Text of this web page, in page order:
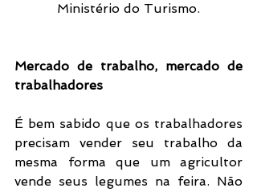
Ministério do Turismo.
Mercado de trabalho, mercado de
trabalhadores
É bem sabido que os trabalhadores
precisam vender seu trabalho da
mesma forma que um agricultor
vende seus legumes na feira. Não